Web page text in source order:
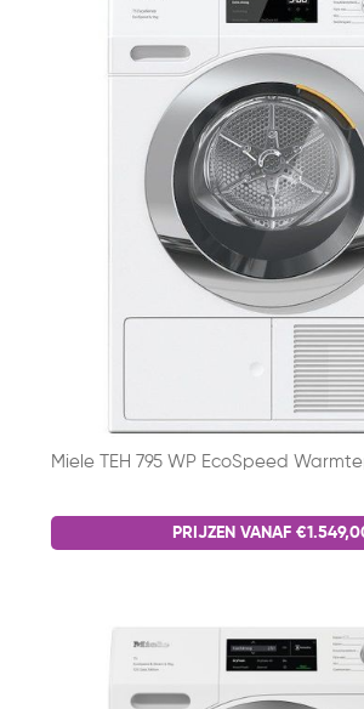
Miele TEH 795 WP EcoSpeed
PRIJZEN VANAF